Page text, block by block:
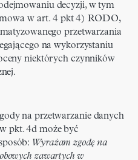
decyzji, w tym
w art. 4 pkt 4) RODO,
przetwarzania
na wykorzystaniu
niektórych czynników
na przetwarzanie danych
pkt. 4d może być
Wyrażam zgodę na
zawartych w